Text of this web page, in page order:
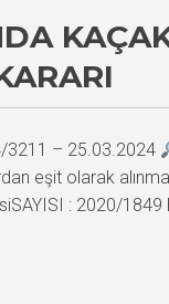
3211 – 25.03.2024
eşit olarak
: 2020/1849